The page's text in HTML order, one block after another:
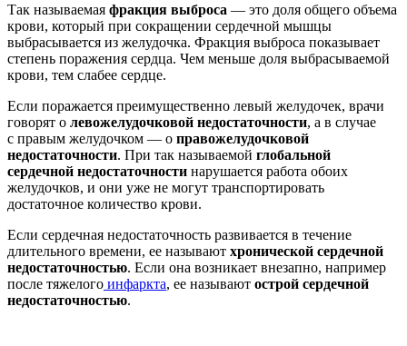
Так называемая фракция выброса — это доля общего объема
крови, который при сокращении сердечной мышцы
выбрасывается из желудочка. Фракция выброса показывает
степень поражения сердца. Чем меньше доля выбрасываемой
крови, тем слабее сердце.
Если поражается преимущественно левый желудочек, врачи
говорят о левожелудочковой недостаточности, а в случае
с правым желудочком — о правожелудочковой
недостаточности. При так называемой глобальной
сердечной недостаточности нарушается работа обоих
желудочков, и они уже не могут транспортировать
достаточное количество крови.
Если сердечная недостаточность развивается в течение
длительного времени, ее называют хронической сердечной
недостаточностью. Если она возникает внезапно, например
после тяжелого инфаркта, ее называют острой сердечной
недостаточностью.